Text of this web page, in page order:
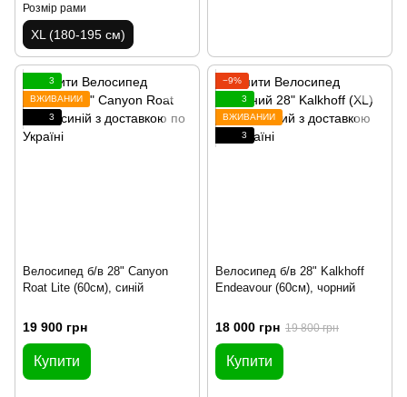
Розмір рами
XL (180-195 см)
3
ВЖИВАНИЙ
3
Велосипед б/в 28" Canyon
Roat Lite (60см), синій
19 900 грн
Купити
−9%
3
ВЖИВАНИЙ
3
Велосипед б/в 28" Kalkhoff
Endeavour (60см), чорний
18 000 грн 19 800 грн
Купити